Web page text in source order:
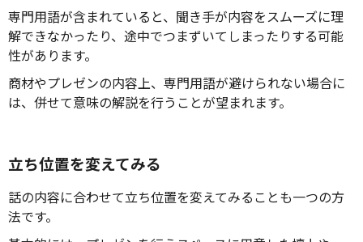
専門用語が含まれていると、聞き手が内容をスムーズに理
解できなかったり、途中でつまずいてしまったりする可能
性があります。
商材やプレゼンの内容上、専門用語が避けられない場合に
は、併せて意味の解説を行うことが望まれます。
立ち位置を変えてみる
話の内容に合わせて立ち位置を変えてみることも一つの方
法です。